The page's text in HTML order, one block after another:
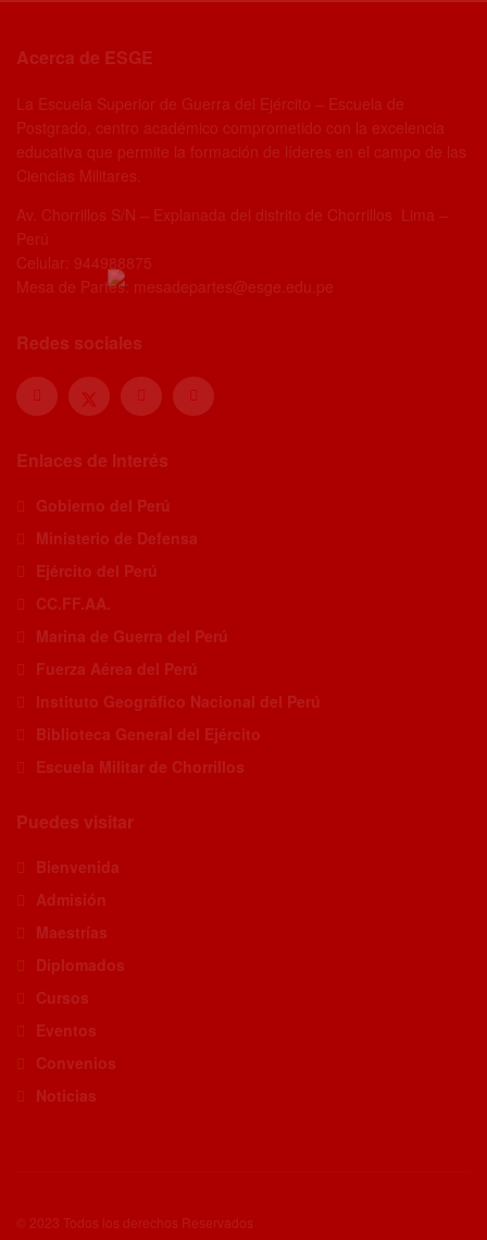
Acerca de ESGE
La Escuela Superior de Guerra del Ejército – Escuela de
Postgrado, centro académico comprometido con la excelencia
educativa que permite la formación de líderes en el campo de las
Ciencias Militares.
Av. Chorrillos S/N – Explanada del distrito de Chorrillos Lima –
Perú
Celular: 944988875
Mesa de Partes: mesadepartes@esge.edu.pe
Redes sociales
Enlaces de Interés
Gobierno del Perú
Ministerio de Defensa
Ejército del Perú
CC.FF.AA.
Marina de Guerra del Perú
Fuerza Aérea del Perú
Instituto Geográfico Nacional del Perú
Biblioteca General del Ejército
Escuela Militar de Chorrillos
Puedes visitar
Bienvenida
Admisión
Maestrías
Diplomados
Cursos
Eventos
Convenios
Noticias
© 2023 Todos los derechos Reservados